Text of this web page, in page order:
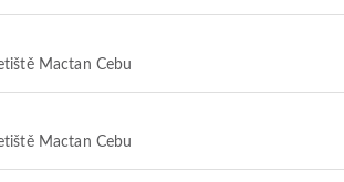
Mactan Cebu
Mactan Cebu